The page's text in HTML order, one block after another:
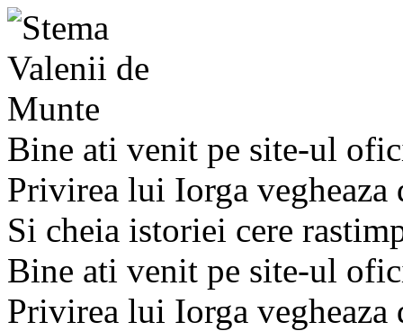
Bine ati venit pe site-ul
Privirea lui Iorga
Si cheia istoriei cere
Bine ati venit pe site-ul
Privirea lui Iorga